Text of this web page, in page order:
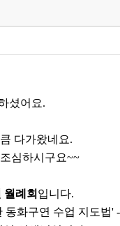
셨어요.
다가왔네요.
심하시구요~~
월례회 입니다.
화구연 수업 지도법'